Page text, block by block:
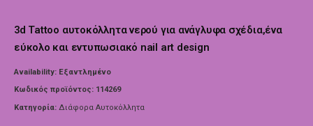
3d Tattoo αυτοκόλλητα νερού για ανάγλυφα σχέδια,ένα
εύκολο και εντυπωσιακό nail art design
Availability: Εξαντλημένο
Κωδικός προϊόντος: 114269
Κατηγορία: Διάφορα Αυτοκόλλητα